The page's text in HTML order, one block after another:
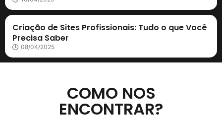
Criação de Sites
Criação de Sites Profissionais: Tudo o que Você
Precisa Saber
08/04/2025
COMO NOS
ENCONTRAR?